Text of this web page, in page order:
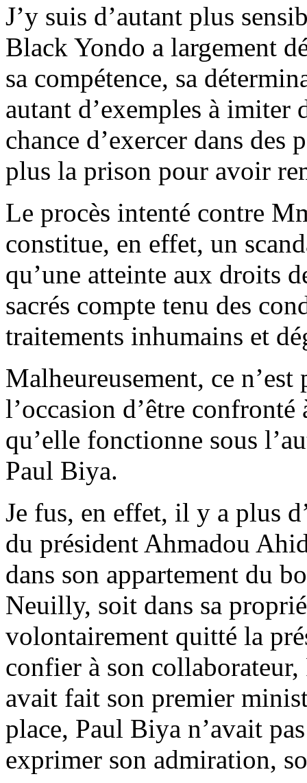
J’y suis d’autant plus
Black Yondo a largement
sa compétence, sa
autant d’exemples à imiter
chance d’exercer dans
plus la prison pour avoir
Le procès intenté contre
constitue, en effet, un
qu’une atteinte aux droits
sacrés compte tenu des
traitements inhumains et
Malheureusement, ce
l’occasion d’être
qu’elle fonctionne sous
Paul Biya.
Je fus, en effet, il y a plus
du président Ahmadou
dans son appartement du
Neuilly, soit dans sa
volontairement quitté la
confier à son
avait fait son premier
place, Paul Biya n’avait
exprimer son admiration,